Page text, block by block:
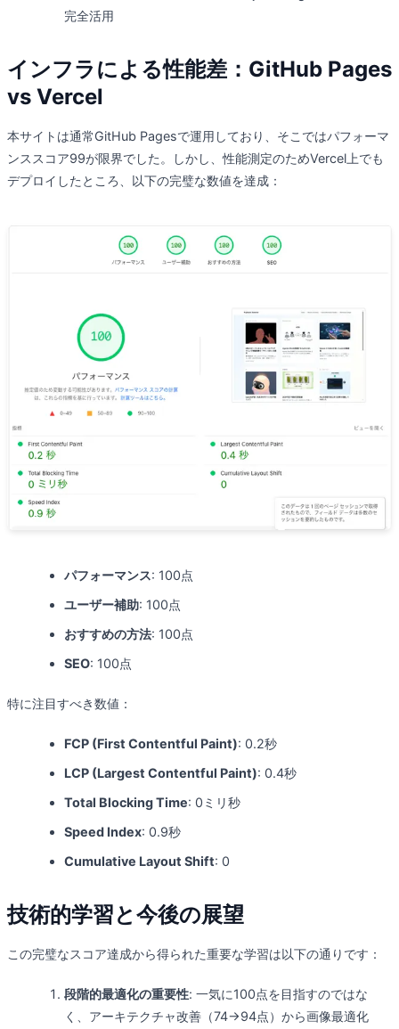
完全活用
インフラによる性能差：GitHub Pages
vs Vercel
本サイトは通常GitHub Pagesで運用しており、そこではパフォーマ
ンススコア99が限界でした。しかし、性能測定のためVercel上でも
デプロイしたところ、以下の完璧な数値を達成：
パフォーマンス: 100点
ユーザー補助: 100点
おすすめの方法: 100点
SEO: 100点
特に注目すべき数値：
FCP (First Contentful Paint): 0.2秒
LCP (Largest Contentful Paint): 0.4秒
Total Blocking Time: 0ミリ秒
Speed Index: 0.9秒
Cumulative Layout Shift: 0
技術的学習と今後の展望
この完璧なスコア達成から得られた重要な学習は以下の通りです：
段階的最適化の重要性: 一気に100点を目指すのではな
く、アーキテクチャ改善（74→94点）から画像最適化